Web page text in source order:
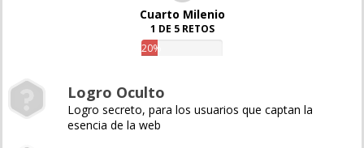
Cuarto Milenio
1 DE 5 RETOS
20%
Logro Oculto
Logro secreto, para los usuarios que captan la
esencia de la web